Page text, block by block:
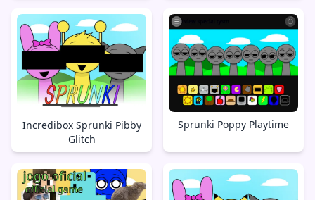
Incredibox Sprunki Pibby
Glitch
Sprunki Poppy Playtime